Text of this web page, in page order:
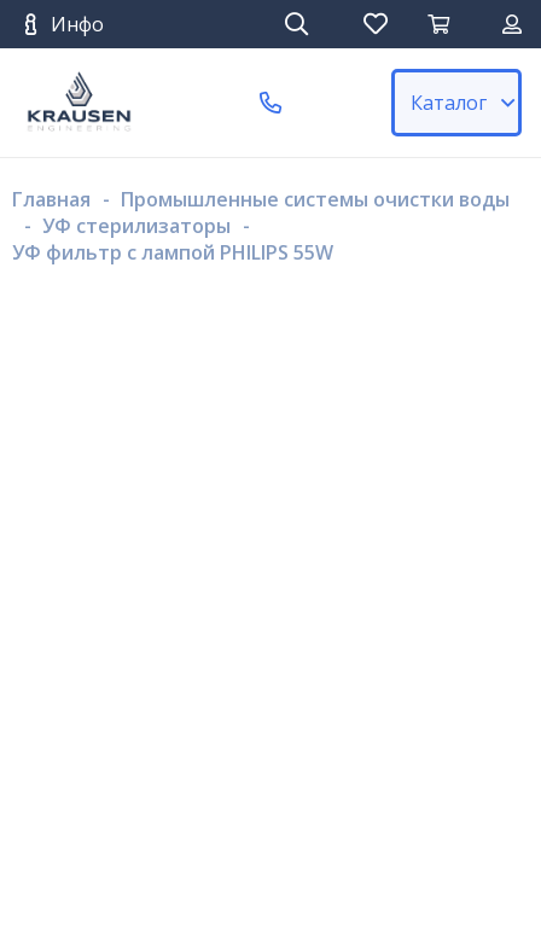
Инфо
Каталог
Главная - Промышленные системы очистки воды
- УФ стерилизаторы -
УФ фильтр с лампой PHILIPS 55W